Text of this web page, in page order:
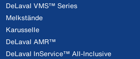
DeLaval VMS™ Series
Melkstände
Karusselle
DeLaval AMR™
DeLaval InService™ All-Inclusive